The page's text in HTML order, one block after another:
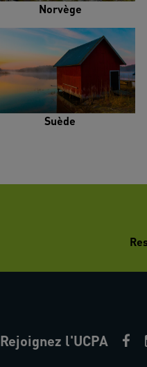
Norvège
Suède
Rejoignez l'UCPA